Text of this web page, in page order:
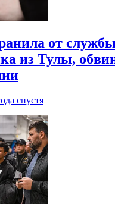
от службы
из Тулы,
спустя